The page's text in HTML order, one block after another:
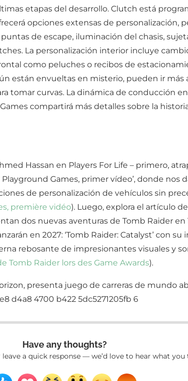
etapas del desarrollo. Clutch está
opciones extensas de
de escape, iluminación del chasis,
La personalización interior incluye
como peluches o recibos de
están envueltas en misterio, pueden ir más
tomar curvas. La dinámica de conducción
compartirá más detalles sobre la
Hassan en Players For Life – primero,
Games, primer vídeo’, donde
de personalización de vehículos sin
première vidéo). Luego, explora el artículo
dos nuevas aventuras de Tomb Raider en
en 2027: ‘Tomb Raider: Catalyst’ con
rebosante de impresionantes visuales y
Tomb Raider lors des Game Awards).
Have any thoughts?
a quick response — we’d love to hear what you